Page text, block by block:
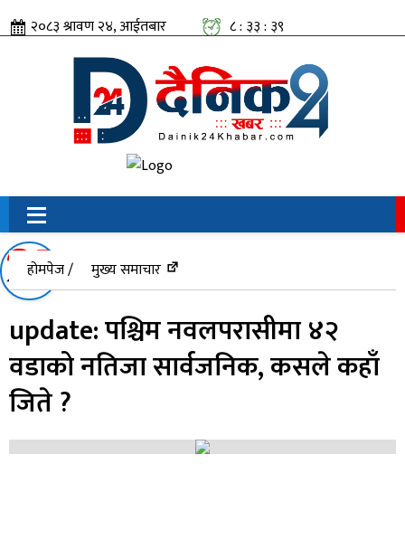
२०८३ श्रावण २४, आईतबार
८ : ३३ : ४०
सामाजिक संजालतिर:
होमपेज / मुख्य समाचार
update: पश्चिम नवलपरासीमा ४२
वडाको नतिजा सार्वजनिक, कसले कहाँ
जिते ?